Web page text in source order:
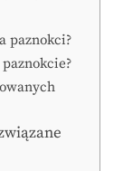
paznokci?